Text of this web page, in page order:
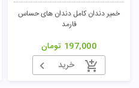
خمیر دندان کامل دندان های حساس
فارمد
197,000 تومان
خرید